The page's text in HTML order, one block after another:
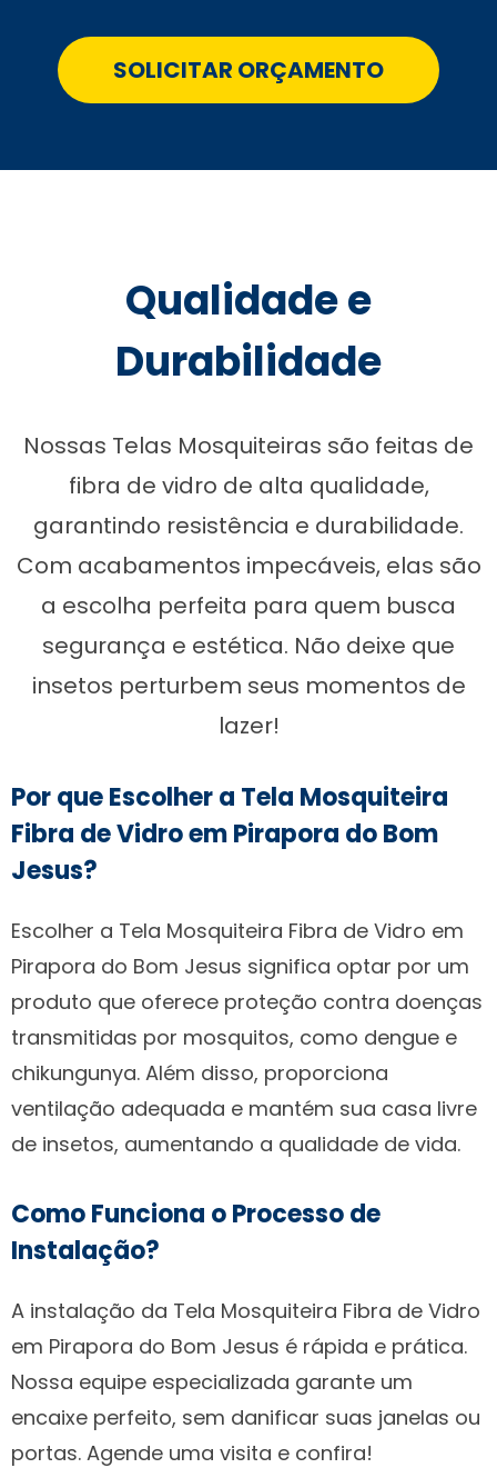
SOLICITAR ORÇAMENTO
Qualidade e
Durabilidade
Nossas Telas Mosquiteiras são feitas de
fibra de vidro de alta qualidade,
garantindo resistência e durabilidade.
Com acabamentos impecáveis, elas são
a escolha perfeita para quem busca
segurança e estética. Não deixe que
insetos perturbem seus momentos de
lazer!
Por que Escolher a Tela Mosquiteira
Fibra de Vidro em Pirapora do Bom
Jesus?
Escolher a Tela Mosquiteira Fibra de Vidro em
Pirapora do Bom Jesus significa optar por um
produto que oferece proteção contra doenças
transmitidas por mosquitos, como dengue e
chikungunya. Além disso, proporciona
ventilação adequada e mantém sua casa livre
de insetos, aumentando a qualidade de vida.
Como Funciona o Processo de
Instalação?
A instalação da Tela Mosquiteira Fibra de Vidro
em Pirapora do Bom Jesus é rápida e prática.
Nossa equipe especializada garante um
encaixe perfeito, sem danificar suas janelas ou
portas. Agende uma visita e confira!